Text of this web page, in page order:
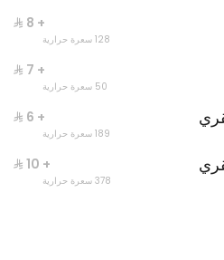
+ ⁨⁦‪‬ 8⁩
128 سعرة حرارية
+ ⁨⁦‪‬ 7⁩
50 سعرة حرارية
+ ⁨⁦‪‬ 6⁩
189 سعرة حرارية
+ ⁨⁦‪‬ 10⁩
378 سعرة حرارية